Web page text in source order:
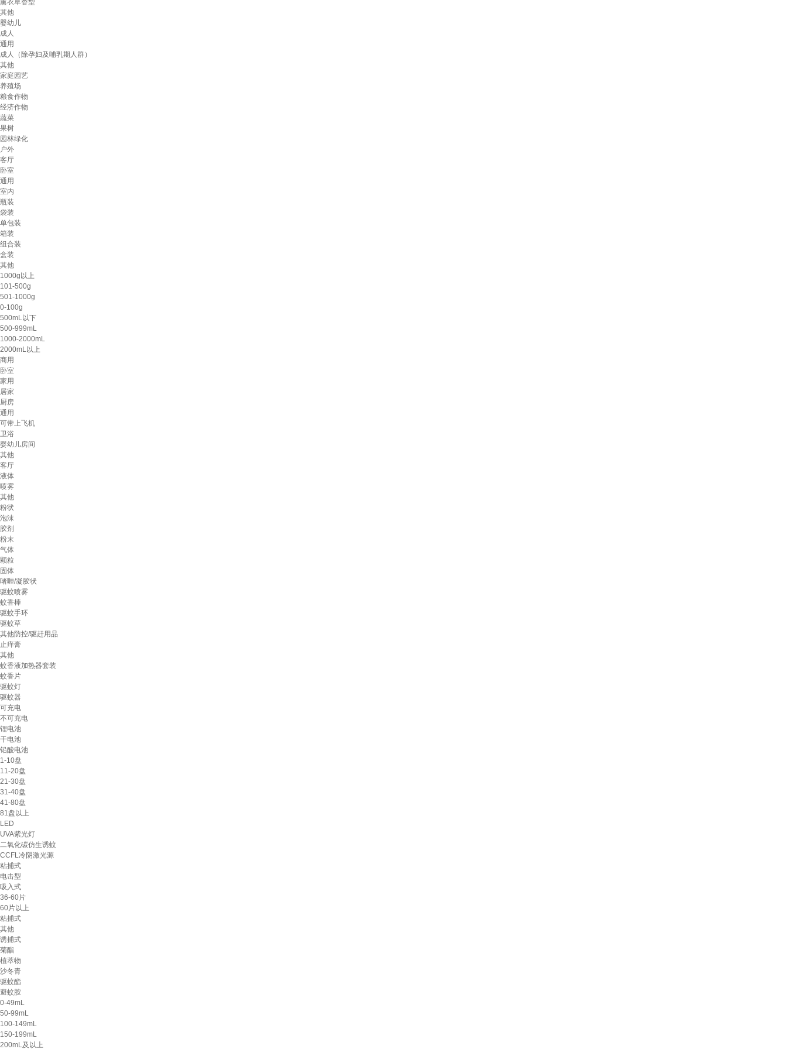
薰衣草香型
其他
婴幼儿
成人
通用
成人（除孕妇及哺乳期人群）
其他
家庭园艺
养殖场
粮食作物
经济作物
蔬菜
果树
园林绿化
户外
客厅
卧室
通用
室内
瓶装
袋装
单包装
箱装
组合装
盒装
其他
1000g以上
101-500g
501-1000g
0-100g
500mL以下
500-999mL
1000-2000mL
2000mL以上
商用
卧室
家用
居家
厨房
通用
可带上飞机
卫浴
婴幼儿房间
其他
客厅
液体
喷雾
其他
粉状
泡沫
胶剂
粉末
气体
颗粒
固体
啫喱/凝胶状
驱蚊喷雾
蚊香棒
驱蚊手环
驱蚊草
其他防控/驱赶用品
止痒膏
其他
蚊香液加热器套装
蚊香片
驱蚊灯
驱蚊器
可充电
不可充电
锂电池
干电池
铅酸电池
1-10盘
11-20盘
21-30盘
31-40盘
41-80盘
81盘以上
LED
UVA紫光灯
二氧化碳仿生诱蚊
CCFL冷阴激光源
粘捕式
电击型
吸入式
36-60片
60片以上
粘捕式
其他
诱捕式
菊酯
植萃物
沙冬青
驱蚊酯
避蚊胺
0-49mL
50-99mL
100-149mL
150-199mL
200mL及以上